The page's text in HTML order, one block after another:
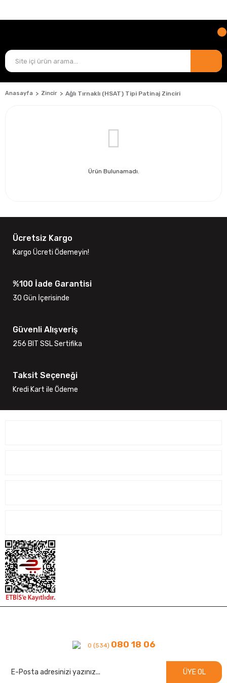
Anasayfa Zincir Ağlı Tırnaklı (HSAT) Tipi Patinaj Zinciri
Ürün Bulunamadı.
Ücretsiz Kargo
Kargo Ücreti Ödemeyin!
%100 İade Garantisi
30 Gün İçerisinde
Güvenli Alışveriş
256 BIT SSL Sertifika
Taksit Seçeneği
Kredi Kart ile Ödeme
0 (534) 080 18 06
ÜYE OL